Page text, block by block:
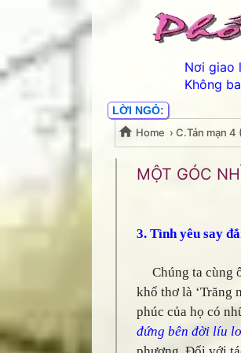
Nơi giao
Không
LỜI NGỎ:
Home › C.Tản mạn 4
Một góc
MỘT GÓC
3. Tình yêu say
Chúng ta cùng
khổ thơ là ‘Trăng
phúc của họ có
đứng bên đời líu lo